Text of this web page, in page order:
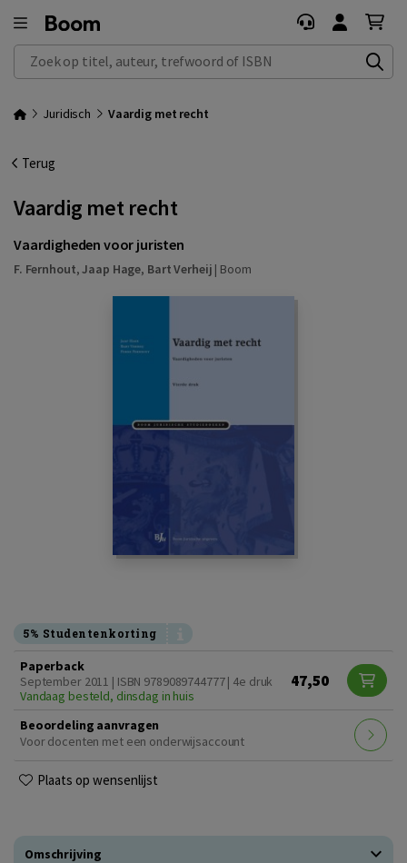
Zoek op titel, auteur, trefwoord of ISBN
Juridisch Vaardig met recht
Terug
Vaardig met recht
Vaardigheden voor juristen
F. Fernhout,Jaap Hage, Bart Verheij | Boom
5% Studentenkorting
Paperback
September 2011 | ISBN 9789089744777 | 4e druk
Vandaag besteld, dinsdag in huis
47,50
Beoordeling aanvragen
Voor docenten met een onderwijsaccount
Plaats op wensenlijst
Omschrijving